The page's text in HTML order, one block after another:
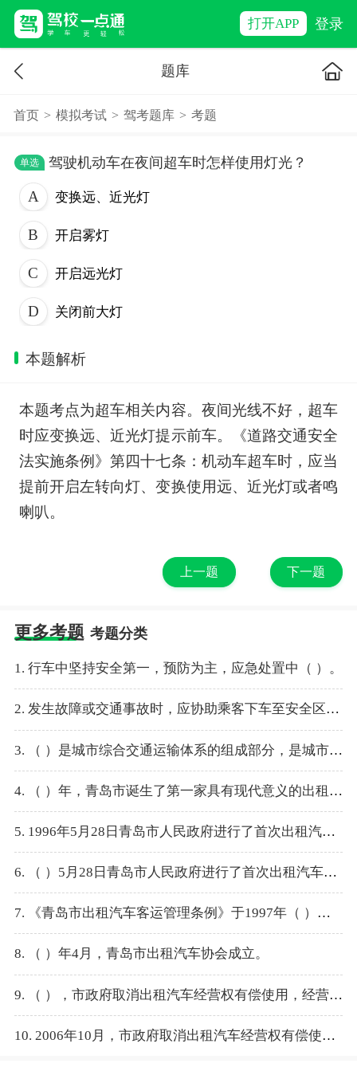
打开APP 登录
题库
首页 > 模拟考试 > 驾考题库 > 考题
单选 驾驶机动车在夜间超车时怎样使用灯光？
变换远、近光灯
开启雾灯
开启远光灯
关闭前大灯
本题解析
本题考点为超车相关内容。夜间光线不好，超车
时应变换远、近光灯提示前车。《道路交通安全
法实施条例》第四十七条：机动车超车时，应当
提前开启左转向灯、变换使用远、近光灯或者鸣
喇叭。
上一题 下一题
更多考题 考题分类
1. 行车中坚持安全第一，预防为主，应急处置中（ ）。
2. 发生故障或交通事故时，应协助乘客下车至安全区域，并迅速打开（ ），按规定放置三角警告牌。
3. （ ）是城市综合交通运输体系的组成部分，是城市公共交通的补充，为社会公众提供个性化运输服务。
4. （ ）年，青岛市诞生了第一家具有现代意义的出租汽车企业，并正式挂牌为“青岛市客车出租公司（现青岛市出租汽车股份有限公司）”。
5. 1996年5月28日青岛市人民政府进行了首次出租汽车经营权证公开拍卖，经营权限（ ）。
6. （ ）5月28日青岛市人民政府进行了首次出租汽车经营权证公开拍卖，经营权限十年。
7. 《青岛市出租汽车客运管理条例》于1997年（ ）起正式实施，这标志着全市出租汽车管理纳入了法制化轨道。
8. （ ）年4月，青岛市出租汽车协会成立。
9. （ ），市政府取消出租汽车经营权有偿使用，经营权实行特许经营。
10. 2006年10月，市政府取消出租汽车经营权有偿使用，经营权实行（ ）。